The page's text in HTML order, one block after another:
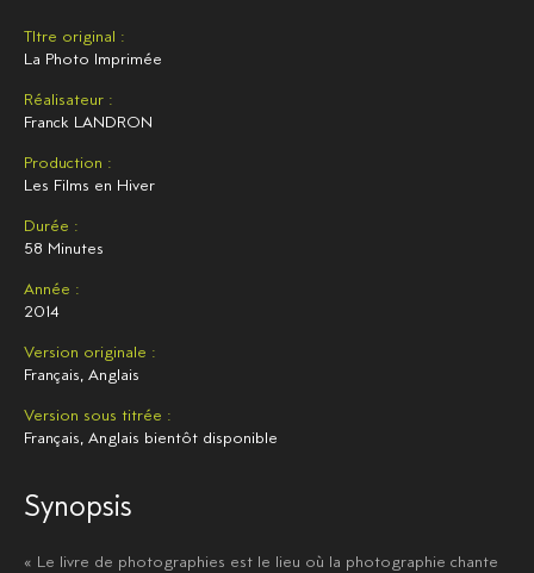
TItre original :
La Photo Imprimée
Réalisateur :
Franck LANDRON
Production :
Les Films en Hiver
Durée :
58 Minutes
Année :
2014
Version originale :
Français, Anglais
Version sous titrée :
Français, Anglais bientôt disponible
Synopsis
« Le livre de photographies est le lieu où la photographie chante